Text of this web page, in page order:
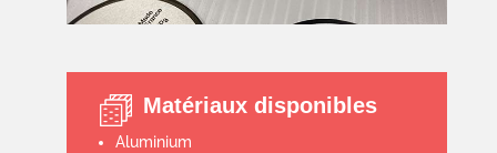
Matériaux disponibles
Aluminium